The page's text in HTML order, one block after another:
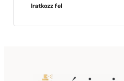
Iratkozz fel